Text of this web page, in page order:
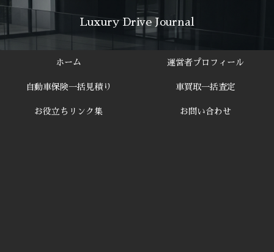
Luxury Drive Journal
ホーム 運営者プロフィール
自動車保険一括見積り 車買取一括査定
お役立ちリンク集 お問い合わせ